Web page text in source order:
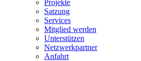
Projekte
Satzung
Services
Mitglied werden
Unterstützen
Netzwerkpartner
Anfahrt